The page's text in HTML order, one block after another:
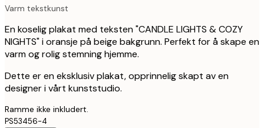
Varm tekstkunst
En koselig plakat med teksten "CANDLE LIGHTS & COZY
NIGHTS" i oransje på beige bakgrunn. Perfekt for å skape en
varm og rolig stemning hjemme.
Dette er en eksklusiv plakat, opprinnelig skapt av en
designer i vårt kunststudio.
Ramme ikke inkludert.
PS53456-4